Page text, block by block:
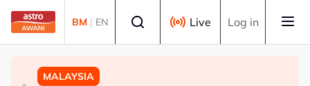
Skip to main content
BM | EN Live Log in
SUKAN
MALAYSIA
MALAYSIA